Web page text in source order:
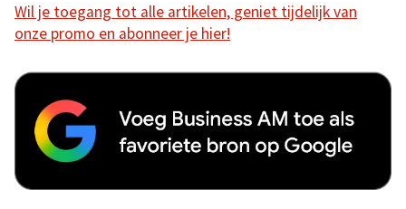
Wil je toegang tot alle artikelen, geniet tijdelijk van
onze promo en abonneer je hier!